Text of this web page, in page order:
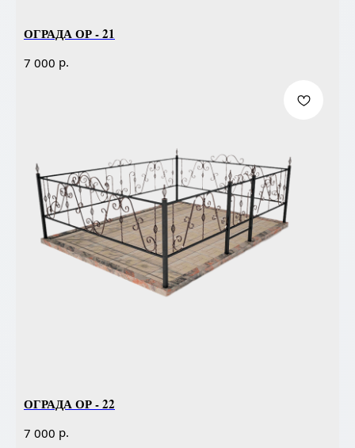
ОГРАДА ОР - 21
7 000 р.
ОГРАДА ОР - 22
7 000 р.